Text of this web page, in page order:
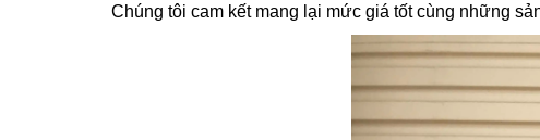
Chúng tôi cam kết mang lại mức giá tốt cùng những